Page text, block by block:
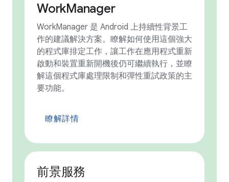
WorkManager
WorkManager 是 Android 上持續性背景工
作的建議解決方案。瞭解如何使用這個強大
的程式庫排定工作，讓工作在應用程式重新
啟動和裝置重新開機後仍可繼續執行，並瞭
解這個程式庫處理限制和彈性重試政策的主
要功能。
瞭解詳情
前景服務